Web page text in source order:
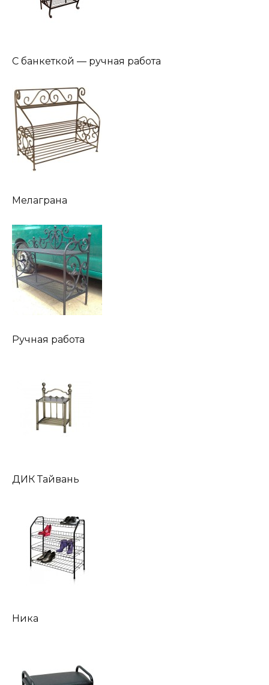
С банкеткой — ручная работа
Мелаграна
Ручная работа
ДИК Тайвань
Ника